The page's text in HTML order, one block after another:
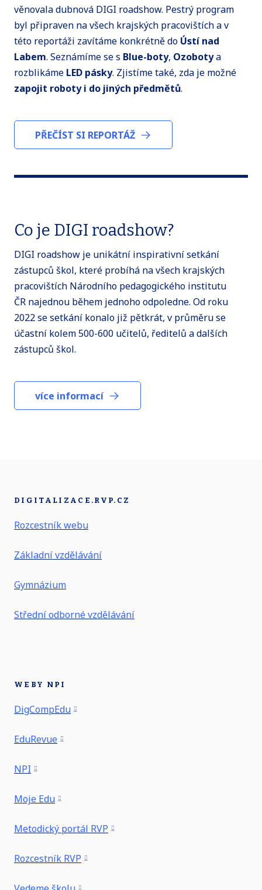
věnovala dubnová DIGI roadshow. Pestrý program
byl připraven na všech krajských pracovištích a v
této reportáži zavítáme konkrétně do Ústí nad
Labem. Seznámíme se s Blue-boty, Ozobotya
rozblikáme LED pásky. Zjistíme také, zda je možné
zapojit roboty i do jiných předmětů.
PŘEČÍST SI REPORTÁŽ
Co je DIGI roadshow?
DIGI roadshow je unikátní inspirativní setkání
zástupců škol, které probíhá na všech krajských
pracovištích Národního pedagogického institutu
ČR najednou během jednoho odpoledne. Od roku
2022 se setkání konalo již pětkrát, v průměru se
účastní kolem 500-600 učitelů, ředitelů a dalších
zástupců škol.
více informací
DIGITALIZACE.RVP.CZ
Rozcestník webu
Základní vzdělávání
Gymnázium
Střední odborné vzdělávání
WEBY NPI
DigCompEdu
EduRevue
NPI
Moje Edu
Metodický portál RVP
Rozcestník RVP